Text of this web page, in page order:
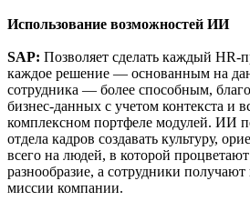
Использование возможностей ИИ
SAP: Позволяет сделать каждый HR-
каждое решение — основанным на
сотрудника — более способным,
бизнес-данных с учетом контекста и
комплексном портфеле модулей. ИИ
отдела кадров создавать культуру,
всего на людей, в которой
разнообразие, а сотрудники
миссии компании.